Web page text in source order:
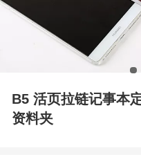
B5 活页拉链记事本
资料夹